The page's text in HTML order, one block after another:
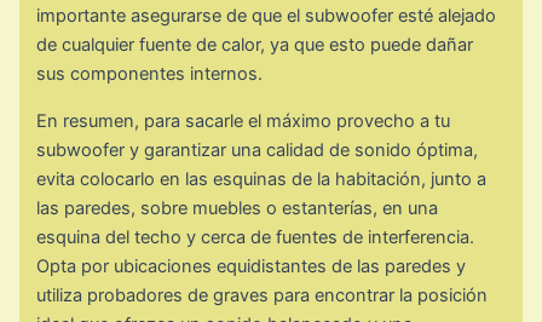
importante asegurarse de que el subwoofer esté alejado
de cualquier fuente de calor, ya que esto puede dañar
sus componentes internos.
En resumen, para sacarle el máximo provecho a tu
subwoofer y garantizar una calidad de sonido óptima,
evita colocarlo en las esquinas de la habitación, junto a
las paredes, sobre muebles o estanterías, en una
esquina del techo y cerca de fuentes de interferencia.
Opta por ubicaciones equidistantes de las paredes y
utiliza probadores de graves para encontrar la posición